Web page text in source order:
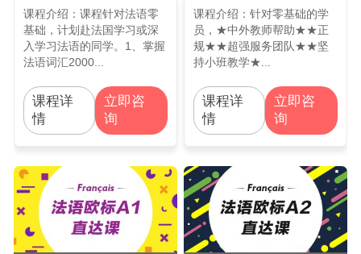
课程介绍：课程针对法语零
基础，计划赴法国学习或深
入学习法语的同学。1、掌握
法语词汇2000...
课程详
情
立即咨
询
课程介绍：针对零基础的学
员，★中外教师帮助★★正
规★★超强服务团队★★坚
持小班教学★...
课程详
情
立即咨
询